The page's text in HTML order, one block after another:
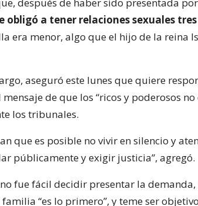
obligó a tener relaciones sexuales tres
era menor, algo que el hijo de la reina
aseguró este lunes que quiere
de que los “ricos y poderosos no
los tribunales.
que es posible no vivir en silencio y
públicamente y exigir justicia”, agregó.
fue fácil decidir presentar la demanda,
“es lo primero”, y teme ser